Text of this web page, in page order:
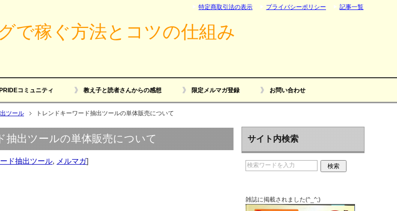
で稼ぐ方法とコツの仕組み
コミュニティ 教え子と読者さんからの感想 限定メルマガ登録 お問い合わせ
ツール トレンドキーワード抽出ツールの単体販売について
抽出ツールの単体販売について
ド抽出ツール, メルマガ]
サイト内検索
雑誌に掲載されました(^_^;)
特定商取引法の表示 プライバシーポリシー 記事一覧